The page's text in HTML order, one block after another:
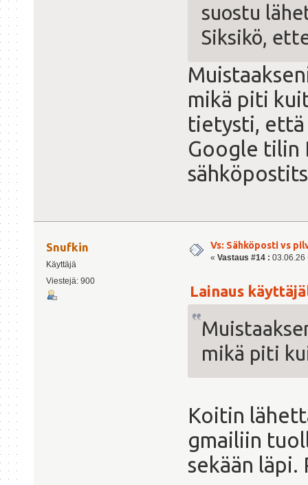
suostu
Siksikö,
mikä piti
tietysti, että
Google tilin
Snufkin
Käyttäjä
Viestejä: 900
Vs: Sähköposti vs
« Vastaus #14 : 03.06.26
Lainaus
mikä piti
Koitin
gmailiin
sekään läpi.